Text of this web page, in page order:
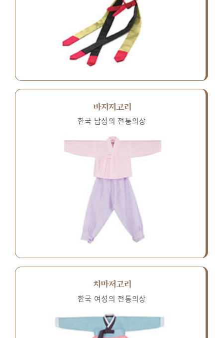
바지저고리
한국 남성의 전통의상
치마저고리
한국 여성의 전통의상